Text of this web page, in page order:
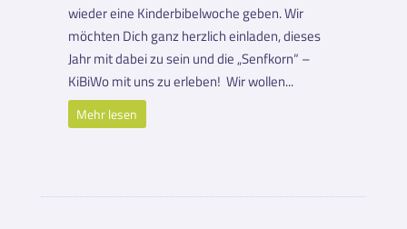
wieder eine Kinderbibelwoche geben. Wir
möchten Dich ganz herzlich einladen, dieses
Jahr mit dabei zu sein und die „Senfkorn“ –
KiBiWo mit uns zu erleben! Wir wollen...
Mehr lesen